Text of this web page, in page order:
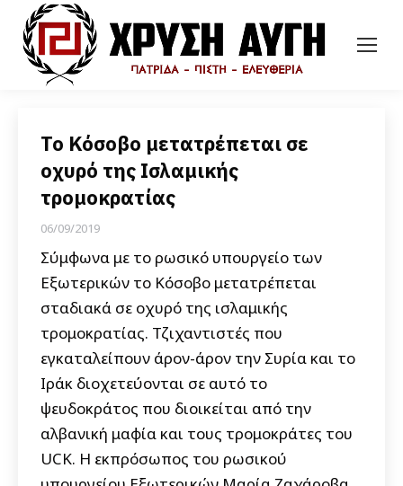
Το Κόσοβο μετατρέπεται σε
οχυρό της Ισλαμικής
τρομοκρατίας
06/09/2019
Σύμφωνα με το ρωσικό υπουργείο των
Εξωτερικών το Κόσοβο μετατρέπεται
σταδιακά σε οχυρό της ισλαμικής
τρομοκρατίας. Τζιχαντιστές που
εγκαταλείπουν άρον-άρον την Συρία και το
Ιράκ διοχετεύονται σε αυτό το
ψευδοκράτος που διοικείται από την
αλβανική μαφία και τους τρομοκράτες του
UCK. Η εκπρόσωπος του ρωσικού